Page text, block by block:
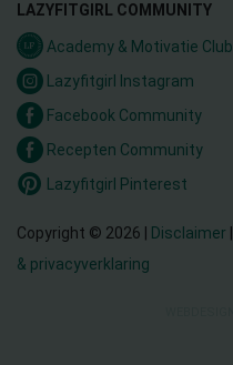
LAZYFITGIRL COMMUNITY
Academy & Motivatie Club
Lazyfitgirl Instagram
Facebook Community
Recepten Community
Lazyfitgirl Pinterest
Copyright © 2026 | Disclaimer
& privacyverklaring